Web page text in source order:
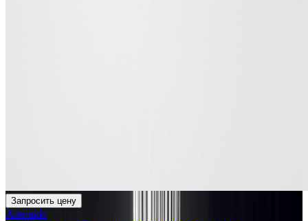
Запросить цену
Artemide